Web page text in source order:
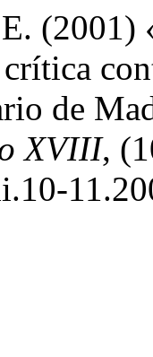
(2001)
de
XVIII,